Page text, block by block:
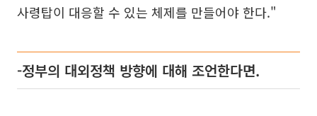
사령탑이 대응할 수 있는 체제를 만들어야 한다."
-정부의 대외정책 방향에 대해 조언한다면.